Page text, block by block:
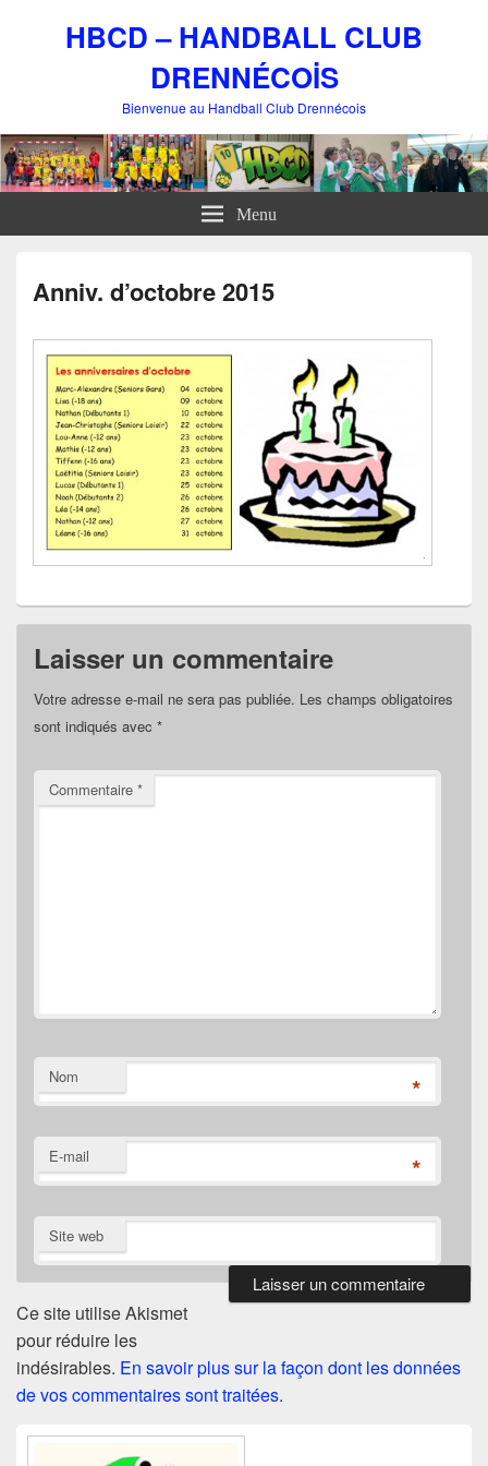
HBCD – HANDBALL CLUB
DRENNÉCOİS
Bienvenue au Handball Club Drennécois
Menu
Anniv. d’octobre 2015
Laisser un commentaire
Votre adresse e-mail ne sera pas publiée. Les champs obligatoires
sont indiqués avec *
Commentaire *
Nom *
E-mail *
Site web
Ce site utilise Akismet
pour réduire les
indésirables. En savoir plus sur la façon dont les données
de vos commentaires sont traitées.
Zone